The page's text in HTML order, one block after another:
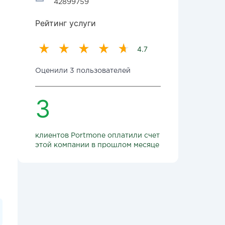
42899759
Рейтинг услуги
4.7
Оценили 3 пользователей
3
клиентов Portmone оплатили счет
этой компании в прошлом месяце